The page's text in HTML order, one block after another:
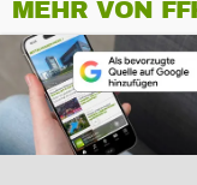
MEHR VON